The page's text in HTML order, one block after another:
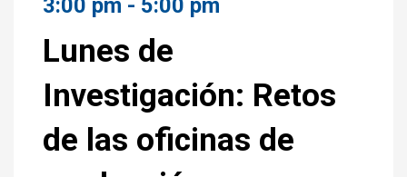
3:00 pm - 5:00 pm
Lunes de
Investigación: Retos
de las oficinas de